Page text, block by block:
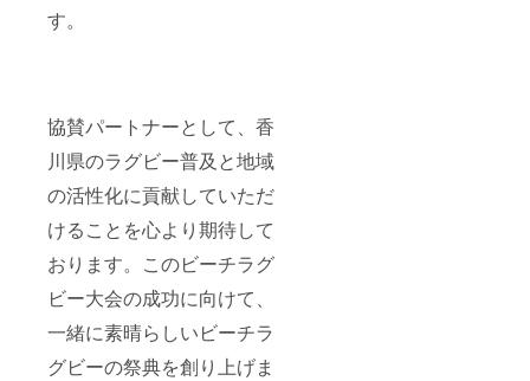
す。
協賛パートナーとして、香
川県のラグビー普及と地域
の活性化に貢献していただ
けることを心より期待して
おります。このビーチラグ
ビー大会の成功に向けて、
一緒に素晴らしいビーチラ
グビーの祭典を創り上げま